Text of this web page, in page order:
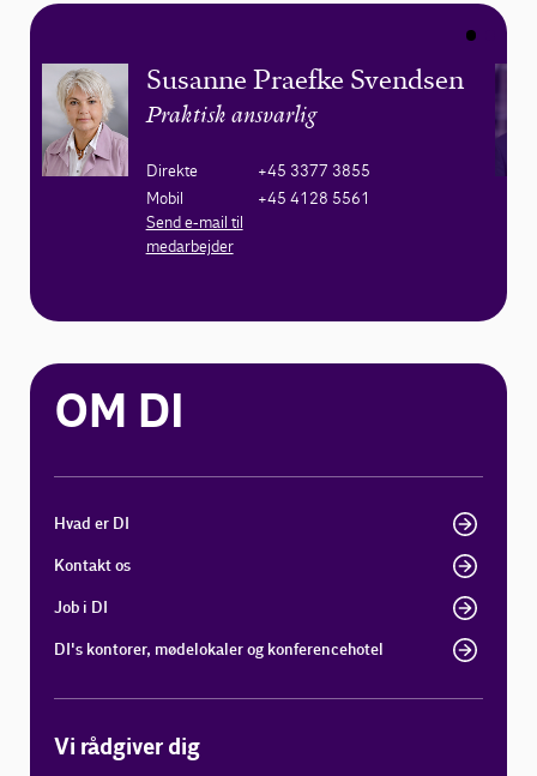
Susanne Praefke Svendsen
Praktisk ansvarlig
Direkte
+45 3377 3855
Mobil
+45 4128 5561
Send e-mail til
medarbejder
OM DI
Hvad er DI
Kontakt os
Job i DI
DI's kontorer, mødelokaler og konferencehotel
Vi rådgiver dig